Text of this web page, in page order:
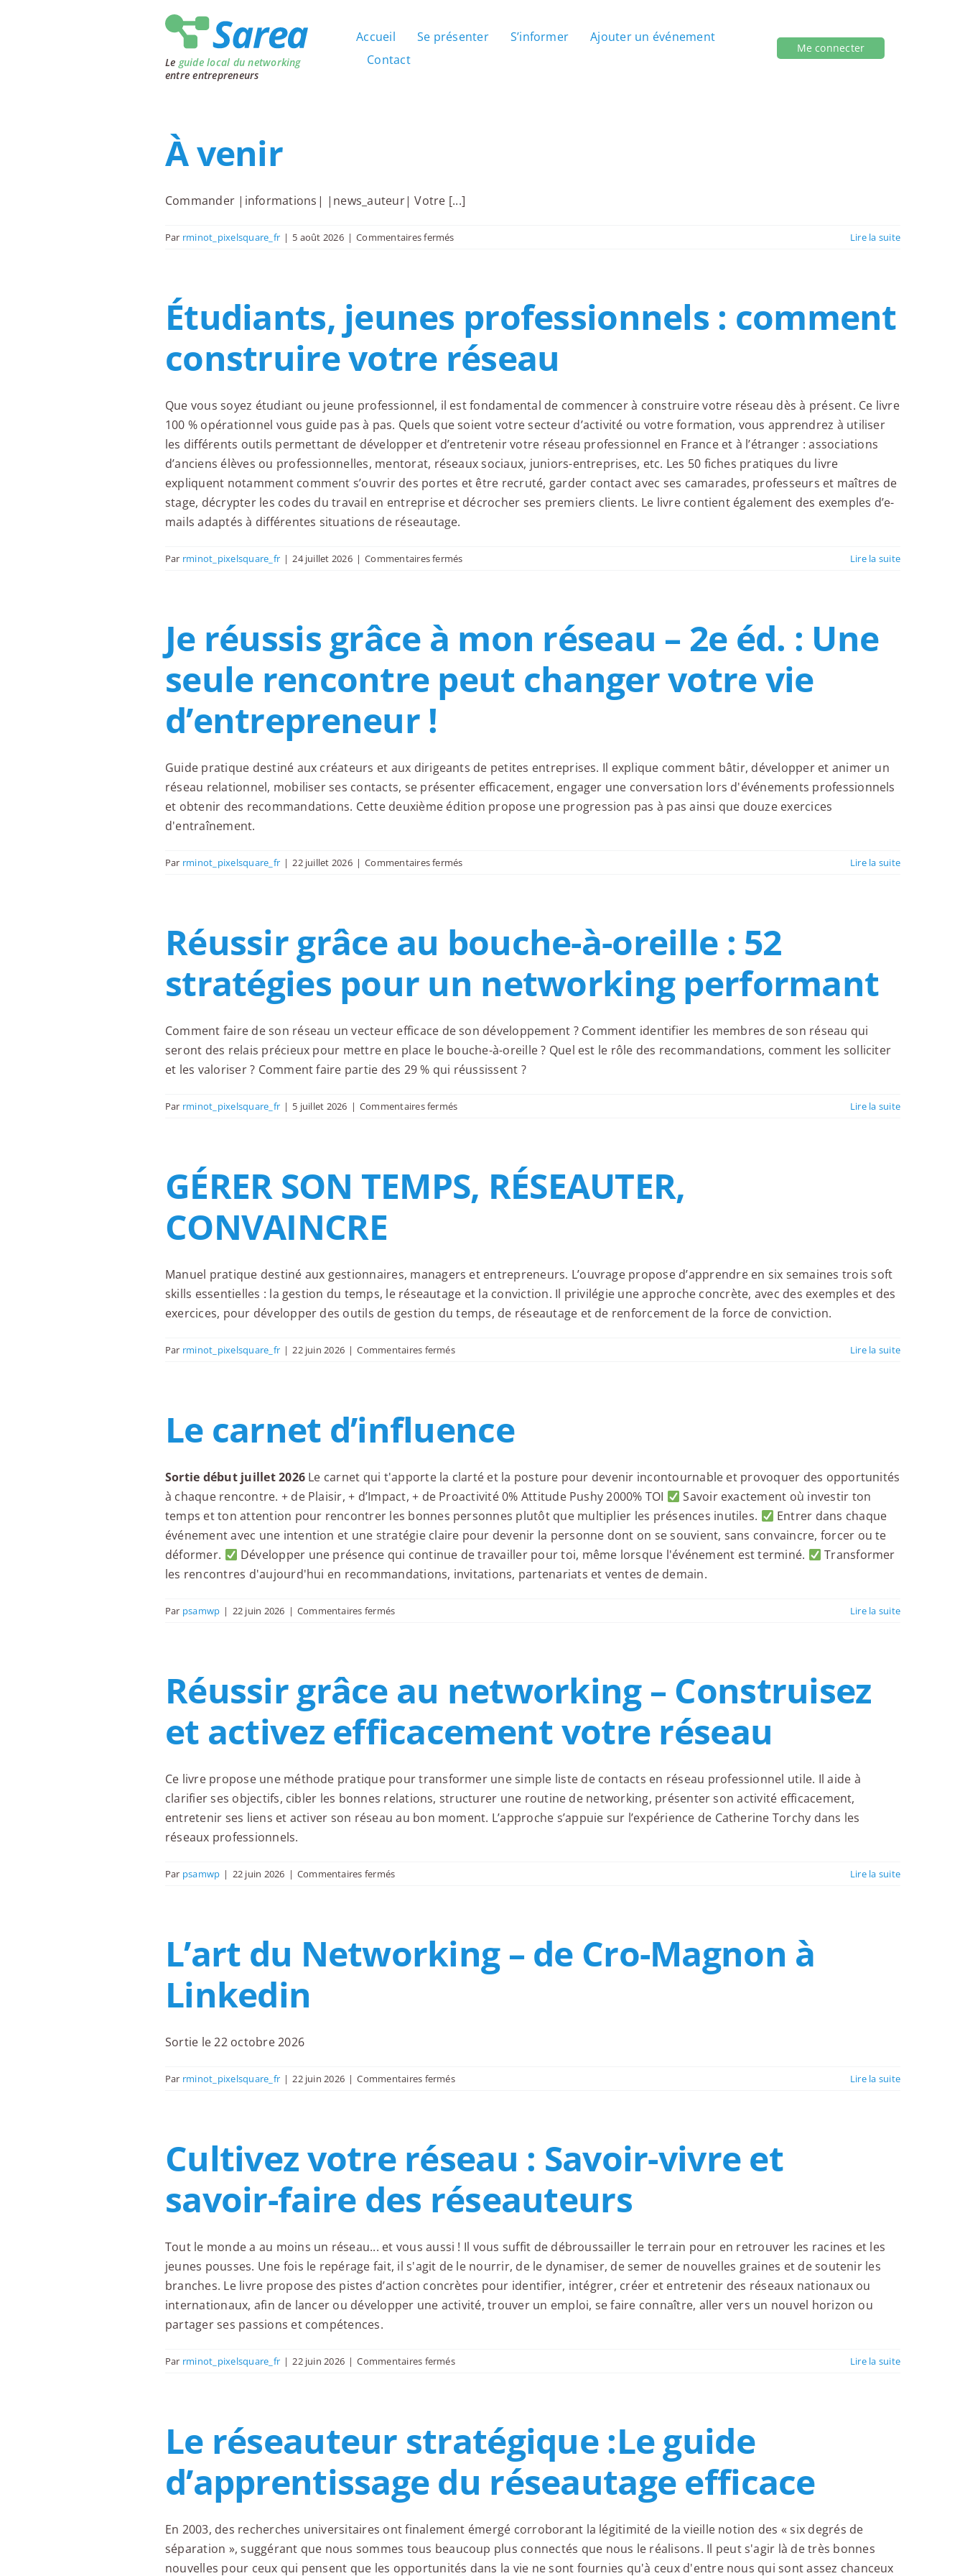
Le guide local du networking
entre entrepreneurs
Accueil Se présenter S’informer
Ajouter un événement
Contact
Me connecter
À venir
Commander |informations| |news_auteur| Votre [...]
Par rminot_pixelsquare_fr | 5 août 2026 | Commentaires ferméssur
Lire la suite
Étudiants, jeunes professionnels : comment
construire votre réseau
Que vous soyez étudiant ou jeune professionnel, il est fondamental de commencer à construire votre réseau dès à présent. Ce livre
100 % opérationnel vous guide pas à pas. Quels que soient votre secteur d’activité ou votre formation, vous apprendrez à utiliser
les différents outils permettant de développer et d’entretenir votre réseau professionnel en France et à l’étranger : associations
d’anciens élèves ou professionnelles, mentorat, réseaux sociaux, juniors-entreprises, etc. Les 50 fiches pratiques du livre
expliquent notamment comment s’ouvrir des portes et être recruté, garder contact avec ses camarades, professeurs et maîtres de
stage, décrypter les codes du travail en entreprise et décrocher ses premiers clients. Le livre contient également des exemples d’e-
mails adaptés à différentes situations de réseautage.
Par rminot_pixelsquare_fr | 24 juillet 2026 | Commentaires ferméssur
comment
construire
réseau
Lire la suite
Je réussis grâce à mon réseau – 2e éd. : Une
seule rencontre peut changer votre vie
d’entrepreneur !
Guide pratique destiné aux créateurs et aux dirigeants de petites entreprises. Il explique comment bâtir, développer et animer un
réseau relationnel, mobiliser ses contacts, se présenter efficacement, engager une conversation lors d'événements professionnels
et obtenir des recommandations. Cette deuxième édition propose une progression pas à pas ainsi que douze exercices
d'entraînement.
Par rminot_pixelsquare_fr | 22 juillet 2026 | Commentaires ferméssur
mon
réseau
2e
Une
seule
rencontre
Lire la suite
Réussir grâce au bouche-à-oreille : 52
stratégies pour un networking performant
Comment faire de son réseau un vecteur efficace de son développement ? Comment identifier les membres de son réseau qui
seront des relais précieux pour mettre en place le bouche-à-oreille ? Quel est le rôle des recommandations, comment les solliciter
et les valoriser ? Comment faire partie des 29 % qui réussissent ?
Par rminot_pixelsquare_fr | 5 juillet 2026 | Commentaires ferméssur
à-
oreille
un
networking
performant
Lire la suite
GÉRER SON TEMPS, RÉSEAUTER,
CONVAINCRE
Manuel pratique destiné aux gestionnaires, managers et entrepreneurs. L’ouvrage propose d’apprendre en six semaines trois soft
skills essentielles : la gestion du temps, le réseautage et la conviction. Il privilégie une approche concrète, avec des exemples et des
exercices, pour développer des outils de gestion du temps, de réseautage et de renforcement de la force de conviction.
Par rminot_pixelsquare_fr | 22 juin 2026 | Commentaires ferméssur
CONVAINCRE
Lire la suite
Le carnet d’influence
Sortie début juillet 2026 Le carnet qui t'apporte la clarté et la posture pour devenir incontournable et provoquer des opportunités
à chaque rencontre. + de Plaisir, + d’Impact, + de Proactivité 0% Attitude Pushy 2000% TOI
Savoir exactement où investir ton
temps et ton attention pour rencontrer les bonnes personnes plutôt que multiplier les présences inutiles.
Entrer dans chaque
événement avec une intention et une stratégie claire pour devenir la personne dont on se souvient, sans convaincre, forcer ou te
déformer.
Développer une présence qui continue de travailler pour toi, même lorsque l'événement est terminé.
Transformer
les rencontres d'aujourd'hui en recommandations, invitations, partenariats et ventes de demain.
Par psamwp | 22 juin 2026 | Commentaires ferméssur
Lire la suite
Réussir grâce au networking – Construisez
et activez efficacement votre réseau
Ce livre propose une méthode pratique pour transformer une simple liste de contacts en réseau professionnel utile. Il aide à
clarifier ses objectifs, cibler les bonnes relations, structurer une routine de networking, présenter son activité efficacement,
entretenir ses liens et activer son réseau au bon moment. L’approche s’appuie sur l’expérience de Catherine Torchy dans les
réseaux professionnels.
Par psamwp | 22 juin 2026 | Commentaires ferméssur
–
Construisez
Lire la suite
L’art du Networking – de Cro-Magnon à
Linkedin
Sortie le 22 octobre 2026
Par rminot_pixelsquare_fr | 22 juin 2026 | Commentaires ferméssur
de
Cro-
Magnon
à
Lire la suite
Cultivez votre réseau : Savoir-vivre et
savoir-faire des réseauteurs
Tout le monde a au moins un réseau... et vous aussi ! Il vous suffit de débroussailler le terrain pour en retrouver les racines et les
jeunes pousses. Une fois le repérage fait, il s'agit de le nourrir, de le dynamiser, de semer de nouvelles graines et de soutenir les
branches. Le livre propose des pistes d’action concrètes pour identifier, intégrer, créer et entretenir des réseaux nationaux ou
internationaux, afin de lancer ou développer une activité, trouver un emploi, se faire connaître, aller vers un nouvel horizon ou
partager ses passions et compétences.
Par rminot_pixelsquare_fr | 22 juin 2026 | Commentaires ferméssur
Savoir-
vivre
et
savoir-
réseauteurs
Lire la suite
Le réseauteur stratégique :Le guide
d’apprentissage du réseautage efficace
En 2003, des recherches universitaires ont finalement émergé corroborant la légitimité de la vieille notion des « six degrés de
séparation », suggérant que nous sommes tous beaucoup plus connectés que nous le réalisons. Il peut s'agir là de très bonnes
nouvelles pour ceux qui pensent que les opportunités dans la vie ne sont fournies qu'à ceux d'entre nous qui sont assez chanceux